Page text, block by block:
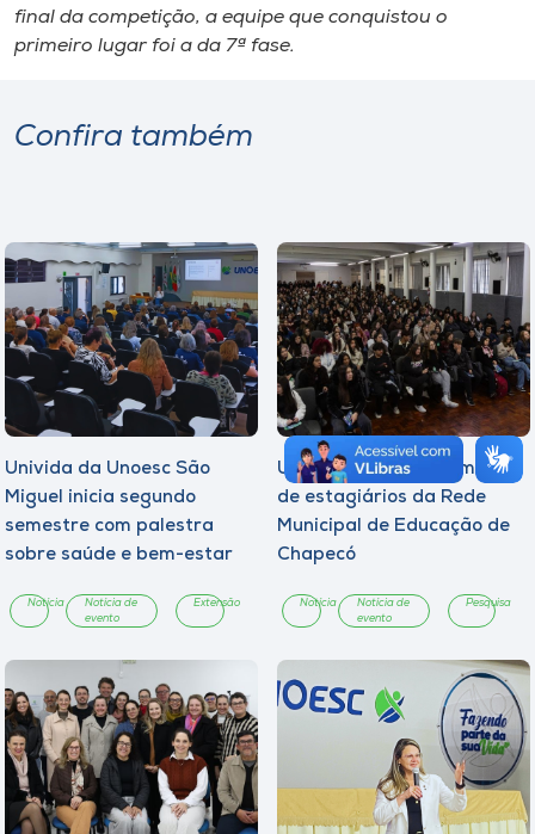
final da competição, a equipe que conquistou o
primeiro lugar foi a da 7ª fase.
Confira também
Univida da Unoesc São
Miguel inicia segundo
semestre com palestra
sobre saúde e bem-estar
Notícia
Notícia de
evento
Extensão
Unoesc promove formação
de estagiários da Rede
Municipal de Educação de
Chapecó
Notícia
Notícia de
evento
Pesquisa